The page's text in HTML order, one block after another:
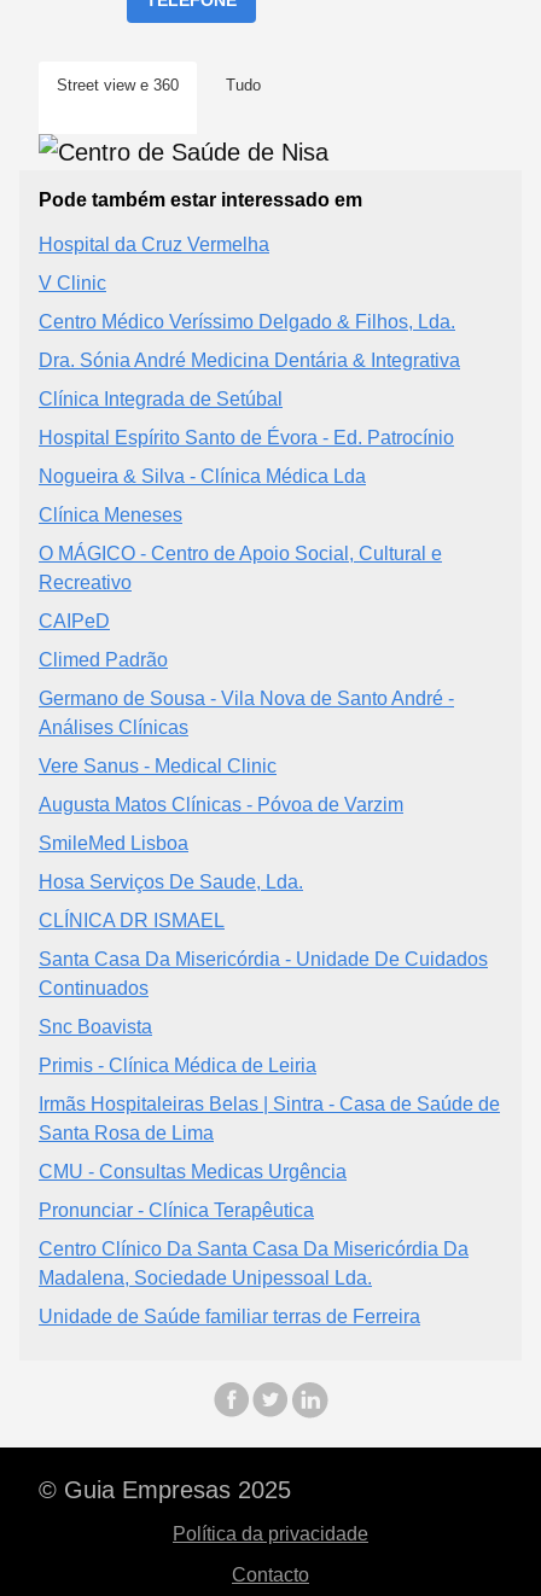
Street view e 360 Tudo
Pode também estar interessado em
Hospital da Cruz Vermelha
V Clinic
Centro Médico Veríssimo Delgado & Filhos, Lda.
Dra. Sónia André Medicina Dentária & Integrativa
Clínica Integrada de Setúbal
Hospital Espírito Santo de Évora - Ed. Patrocínio
Nogueira & Silva - Clínica Médica Lda
Clínica Meneses
O MÁGICO - Centro de Apoio Social, Cultural e
Recreativo
CAIPeD
Climed Padrão
Germano de Sousa - Vila Nova de Santo André -
Análises Clínicas
Vere Sanus - Medical Clinic
Augusta Matos Clínicas - Póvoa de Varzim
SmileMed Lisboa
Hosa Serviços De Saude, Lda.
CLÍNICA DR ISMAEL
Santa Casa Da Misericórdia - Unidade De Cuidados
Continuados
Snc Boavista
Primis - Clínica Médica de Leiria
Irmãs Hospitaleiras Belas | Sintra - Casa de Saúde de
Santa Rosa de Lima
CMU - Consultas Medicas Urgência
Pronunciar - Clínica Terapêutica
Centro Clínico Da Santa Casa Da Misericórdia Da
Madalena, Sociedade Unipessoal Lda.
Unidade de Saúde familiar terras de Ferreira
© Guia Empresas 2025
Política da privacidade
Contacto